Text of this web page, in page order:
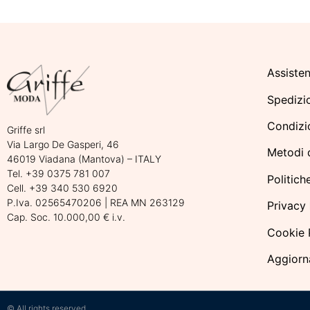
Griffe srl
Via Largo De Gasperi, 46
46019 Viadana (Mantova) – ITALY
Tel. +39 0375 781 007
Cell. +39 340 530 6920
P.Iva. 02565470206 | REA MN 263129
Cap. Soc. 10.000,00 € i.v.
Metodi
Privacy
Cookie